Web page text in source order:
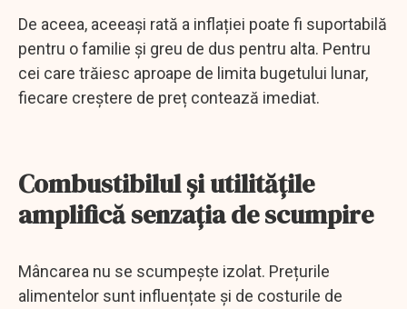
De aceea, aceeași rată a inflației poate fi suportabilă
pentru o familie și greu de dus pentru alta. Pentru
cei care trăiesc aproape de limita bugetului lunar,
fiecare creștere de preț contează imediat.
Combustibilul și utilitățile
amplifică senzația de scumpire
Mâncarea nu se scumpește izolat. Prețurile
alimentelor sunt influențate și de costurile de